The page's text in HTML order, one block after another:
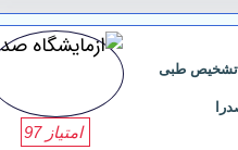
تشخیص طبی
امتیاز 97